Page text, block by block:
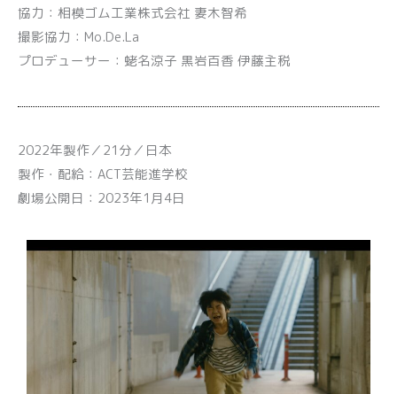
協力：相模ゴム工業株式会社 妻木智希
撮影協力：Mo.De.La
プロデューサー：蛯名涼子 黒岩百香 伊藤主税
2022年製作／21分／日本
製作・配給：ACT芸能進学校
劇場公開日：2023年1月4日